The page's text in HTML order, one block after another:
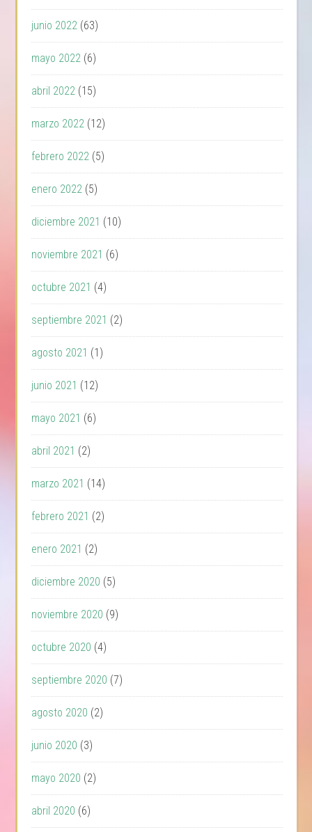
junio 2022 (63)
mayo 2022 (6)
abril 2022 (15)
marzo 2022 (12)
febrero 2022 (5)
enero 2022 (5)
diciembre 2021 (10)
noviembre 2021 (6)
octubre 2021 (4)
septiembre 2021 (2)
agosto 2021 (1)
junio 2021 (12)
mayo 2021 (6)
abril 2021 (2)
marzo 2021 (14)
febrero 2021 (2)
enero 2021 (2)
diciembre 2020 (5)
noviembre 2020 (9)
octubre 2020 (4)
septiembre 2020 (7)
agosto 2020 (2)
junio 2020 (3)
mayo 2020 (2)
abril 2020 (6)